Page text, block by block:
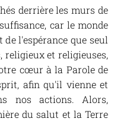
derrière les murs de
car le monde
l'espérance que seul
religieux et religieuses,
cœur à la Parole de
afin qu'il vienne et
nos actions. Alors,
du salut et la Terre